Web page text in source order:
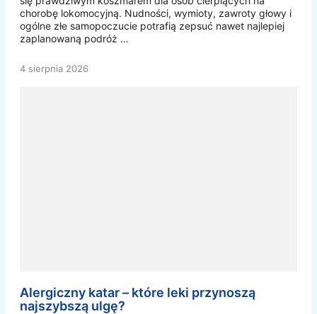
chorobę lokomocyjną. Nudności, wymioty, zawroty głowy i
ogólne złe samopoczucie potrafią zepsuć nawet najlepiej
zaplanowaną podróż …
4 sierpnia 2026
Alergiczny katar – które leki przynoszą
najszybszą ulgę?